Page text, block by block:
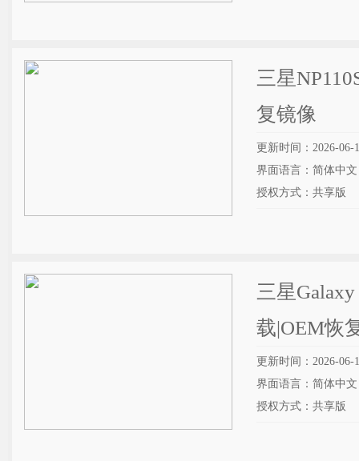
三星
复镜像
更新时间：2026-06-
界面语言：简体中文
授权方式：共享版
三星
载|OEM恢
更新时间：2026-06-
界面语言：简体中文
授权方式：共享版